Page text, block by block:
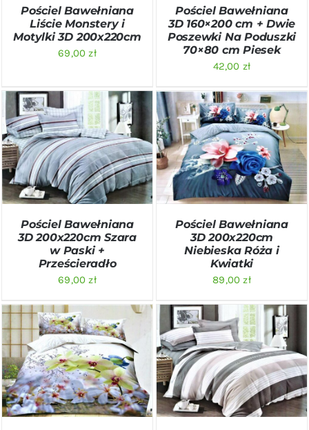
Pościel Bawełniana
Liście Monstery i
Motylki 3D 200x220cm
69,00zł
Pościel Bawełniana
3D 160×200 cm + Dwie
Poszewki Na Poduszki
70×80 cm Piesek
42,00 zł
DODAJ DO KOSZYKA
/
SZCZEGÓŁY
Pościel Bawełniana
3D 200x220cm Szara
w Paski +
Prześcieradło
69,00zł
DODAJ DO KOSZYKA
/
SZCZEGÓŁY
Pościel Bawełniana
3D 200x220cm
Niebieska Róża i
Kwiatki
89,00zł
DODAJ DO KOSZYKA
/
SZCZEGÓŁY
DODAJ DO KOSZYKA
/
SZCZEGÓŁY